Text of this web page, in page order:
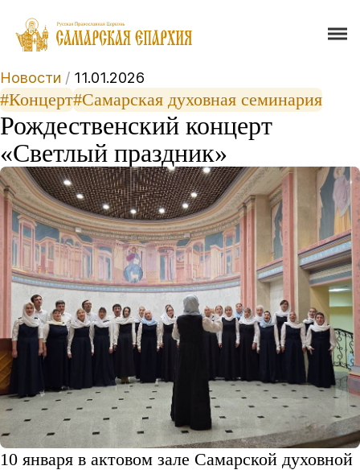
Новости / 11.01.2026
#Концерт#Самарская духовная семинария
Рождественский концерт
«Светлый праздник»
10 января в актовом зале Самарской духовной